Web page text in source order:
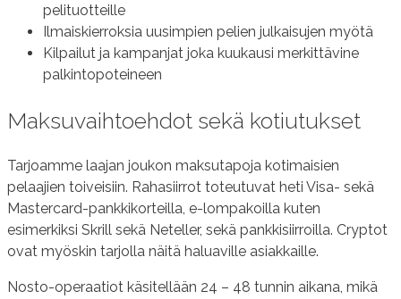
pelituotteille
Ilmaiskierroksia uusimpien pelien julkaisujen myötä
Kilpailut ja kampanjat joka kuukausi merkittävine
palkintopoteineen
Maksuvaihtoehdot sekä kotiutukset
Tarjoamme laajan joukon maksutapoja kotimaisien
pelaajien toiveisiin. Rahasiirrot toteutuvat heti Visa- sekä
Mastercard-pankkikorteilla, e-lompakoilla kuten
esimerkiksi Skrill sekä Neteller, sekä pankkisiirroilla. Cryptot
ovat myöskin tarjolla näitä haluaville asiakkaille.
Nosto-operaatiot käsitellään 24 – 48 tunnin aikana, mikä